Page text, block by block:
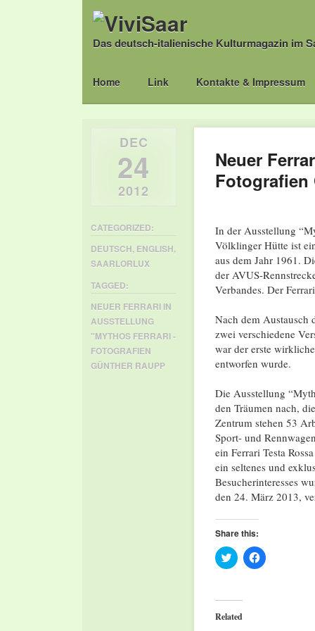
Das deutsch-italienische Kulturmagazin im
Main menu
Skip
Home Link Kontakte & Impressum
Neuer
Fotografien
In der Ausstellung
Völklinger Hütte ist
aus dem Jahr 1961.
der AVUS-
Verbandes. Der
Nach dem Austausch
zwei verschiedene
war der erste
entworfen wurde.
Die Ausstellung
den Träumen nach,
Zentrum stehen 53
Sport- und
ein Ferrari Testa
ein seltenes und
Besucherinteresses
den 24. März 2013,
Share this:
Click
to
(Opens
in
new
Click
to
Related
DEC
24
2012
CATEGORIZED:
DEUTSCH, ENGLISH,
SAARLORLUX
TAGGED:
NEUER FERRARI IN
AUSSTELLUNG
"MYTHOS FERRARI -
FOTOGRAFIEN
GÜNTHER RAUPP